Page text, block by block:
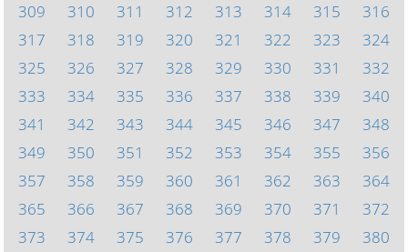
309
310 311 312 313 314 315
316
317
318 319 320 321 322 323
324
325
326 327 328 329 330 331
332
333
334 335 336 337 338 339
340
341
342 343 344 345 346 347
348
349
350 351 352 353 354 355
356
357
358 359 360 361 362 363
364
365
366 367 368 369 370 371
372
373
374 375 376 377 378 379 380